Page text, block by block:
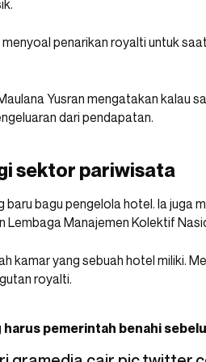
penarikan royalti untuk
Yusran mengatakan kalau
dari pendapatan.
sektor pariwisata
baru bagu pengelola hotel. Ia juga
Manajemen Kolektif
kamar yang sebuah hotel miliki.
royalti.
harus pemerintah benahi